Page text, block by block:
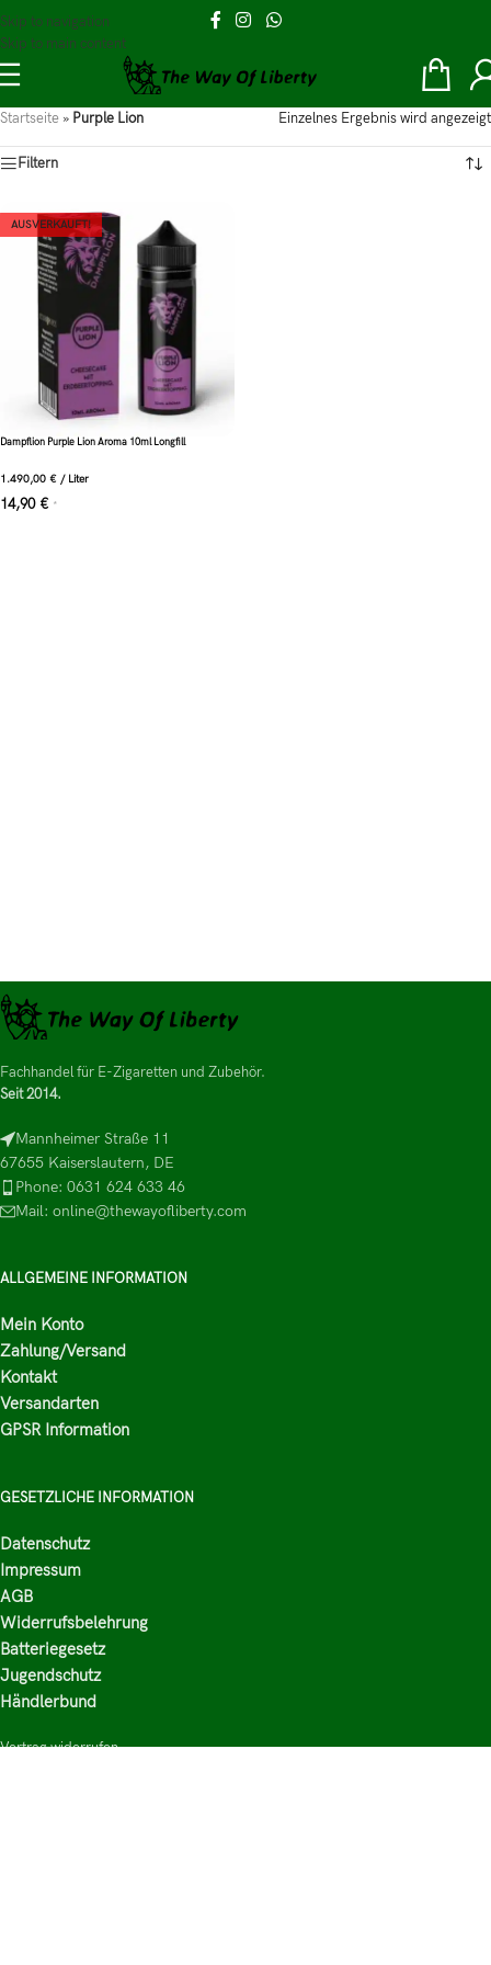
Skip to navigation
Skip to main content
Startseite » Purple Lion Einzelnes Ergebnis wird angezeigt
Filtern
AUSVERKAUFT!
Dampflion Purple Lion Aroma 10ml Longfill
1.490,00 € / Liter
14,90 € *
Fachhandel für E-Zigaretten und Zubehör.
Seit 2014.
Mannheimer Straße 11
67655 Kaiserslautern, DE
Phone: 0631 624 633 46
Mail: online@thewayofliberty.com
ALLGEMEINE INFORMATION
Mein Konto
Zahlung/Versand
Kontakt
Versandarten
GPSR Information
GESETZLICHE INFORMATION
Datenschutz
Impressum
AGB
Widerrufsbelehrung
Batteriegesetz
Jugendschutz
Händlerbund
Vertrag widerrufen